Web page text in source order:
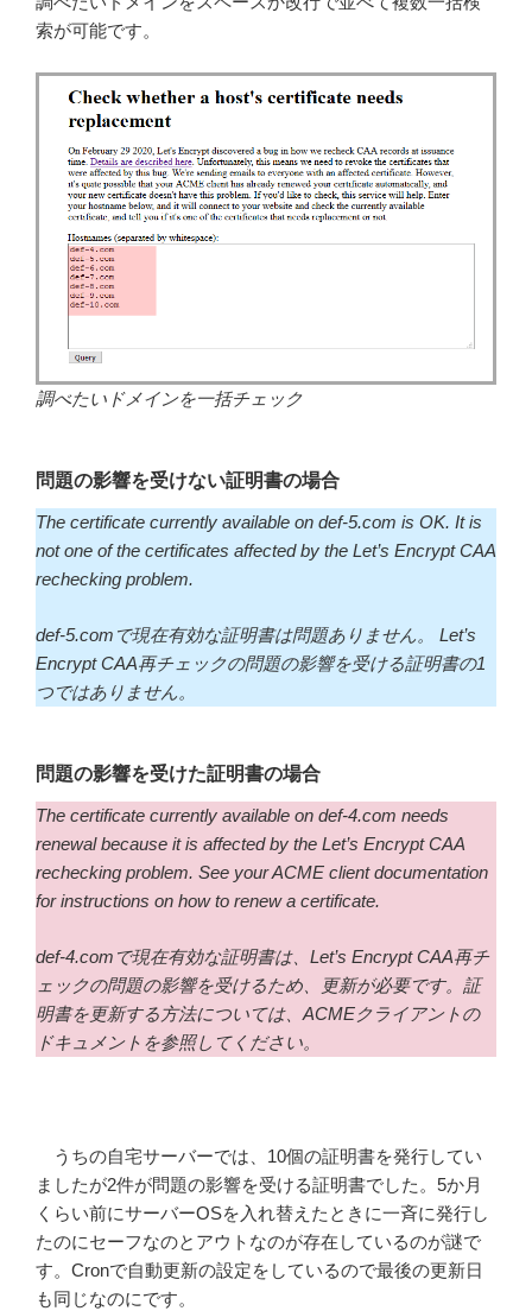
索が可能です。
調べたいドメインを一括チェック
問題の影響を受けない証明書の場合
The certificate currently available on def-5.com is OK. It is
not one of the certificates affected by the Let’s Encrypt CAA
rechecking problem.
def-5.comで現在有効な証明書は問題ありません。 Let’s
Encrypt CAA再チェックの問題の影響を受ける証明書の1
つではありません。
問題の影響を受けた証明書の場合
The certificate currently available on def-4.com needs
renewal because it is affected by the Let’s Encrypt CAA
rechecking problem. See your ACME client documentation
for instructions on how to renew a certificate.
def-4.comで現在有効な証明書は、Let’s Encrypt CAA再チ
ェックの問題の影響を受けるため、更新が必要です。証
明書を更新する方法については、ACMEクライアントの
ドキュメントを参照してください。
うちの自宅サーバーでは、10個の証明書を発行してい
ましたが2件が問題の影響を受ける証明書でした。5か月
くらい前にサーバーOSを入れ替えたときに一斉に発行し
たのにセーフなのとアウトなのが存在しているのが謎で
す。Cronで自動更新の設定をしているので最後の更新日
も同じなのにです。